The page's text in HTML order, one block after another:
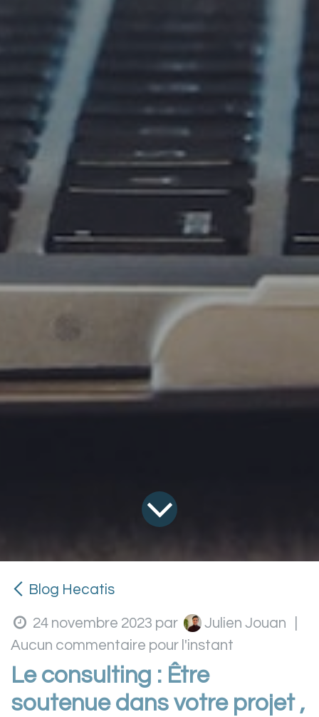
Blog Hecatis
24 novembre 2023 par Julien Jouan
Aucun commentaire pour l'instant
Le consulting : Être
soutenue dans votre projet ,